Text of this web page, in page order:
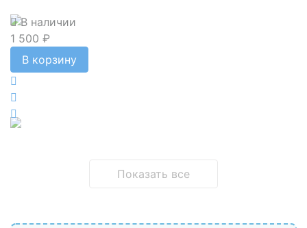
В наличии
1 500 ₽
В корзину
Показать все